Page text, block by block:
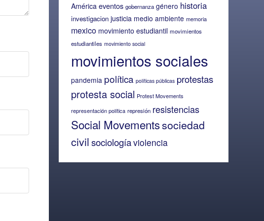
América eventos gobernanza género historia
investigacion justicia medio ambiente memoria
mexico movimiento estudiantil movimientos
estudiantiles movimiento social
movimientos sociales
pandemia política políticas públicas protestas
protesta social Protest Movements
representación política represión resistencias
Social Movementssociedad
civilsociologíaviolencia